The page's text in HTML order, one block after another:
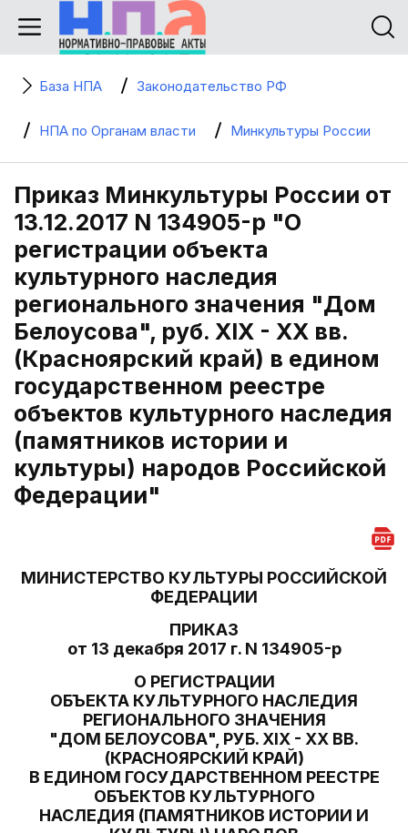
База НПА Законодательство РФ
НПА по Органам власти Минкультуры России
Приказ Минкультуры России от
13.12.2017 N 134905-р "О
регистрации объекта
культурного наследия
регионального значения "Дом
Белоусова", руб. XIX - XX вв.
(Красноярский край) в едином
государственном реестре
объектов культурного наследия
(памятников истории и
культуры) народов Российской
Федерации"
МИНИСТЕРСТВО КУЛЬТУРЫ РОССИЙСКОЙ
ФЕДЕРАЦИИ
ПРИКАЗ
от 13 декабря 2017 г. N 134905-р
О РЕГИСТРАЦИИ
ОБЪЕКТА КУЛЬТУРНОГО НАСЛЕДИЯ
РЕГИОНАЛЬНОГО ЗНАЧЕНИЯ
"ДОМ БЕЛОУСОВА", РУБ. XIX - XX ВВ.
(КРАСНОЯРСКИЙ КРАЙ)
В ЕДИНОМ ГОСУДАРСТВЕННОМ РЕЕСТРЕ
ОБЪЕКТОВ КУЛЬТУРНОГО
НАСЛЕДИЯ (ПАМЯТНИКОВ ИСТОРИИ И